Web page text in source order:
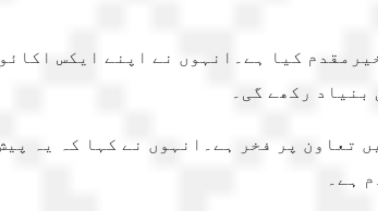
کیا ہے۔انہوں نے اپنے ایکس
رکھے گی۔
تعاون پر فخر ہے۔انہوں نے کہا کہ یہ
ہے۔